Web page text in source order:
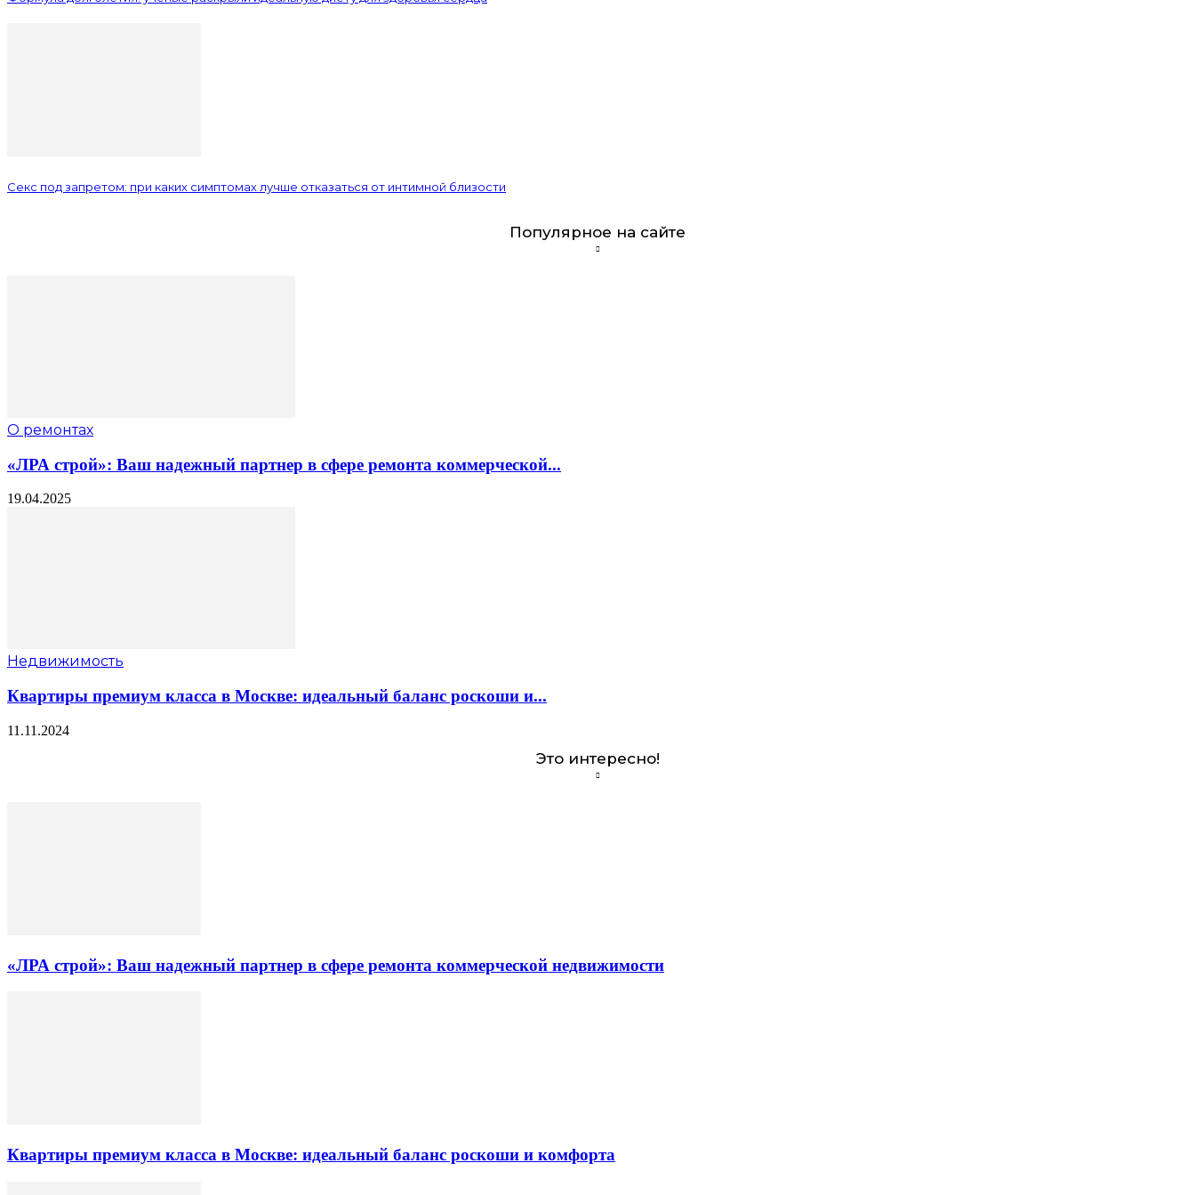
Секс под запретом: при каких симптомах лучше отказаться от интимной близости
Популярное на сайте
О ремонтах
«ЛРА строй»: Ваш надежный партнер в сфере ремонта коммерческой...
19.04.2025
Недвижимость
Квартиры премиум класса в Москве: идеальный баланс роскоши и...
11.11.2024
Это интересно!
«ЛРА строй»: Ваш надежный партнер в сфере ремонта коммерческой недвижимости
Квартиры премиум класса в Москве: идеальный баланс роскоши и комфорта